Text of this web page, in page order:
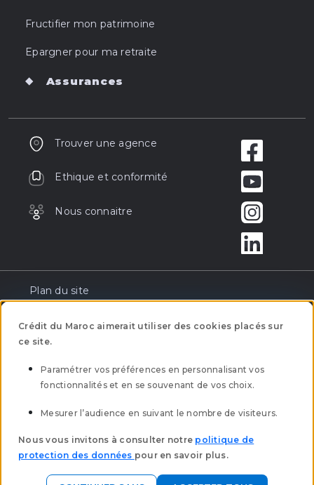
Fructifier mon patrimoine
Epargner pour ma retraite
Assurances
Trouver une agence
Ethique et conformité
Nous connaitre
Plan du site
Réclamation
Mentions légales
Clôture des comptes à vue
Crédit du Maroc aimerait utiliser des cookies placés sur
ce site.
Paramétrer vos préférences en personnalisant vos
fonctionnalités et en se souvenant de vos choix.
Mesurer l’audience en suivant le nombre de visiteurs.
Nous vous invitons à consulter notre politique de
protection des données pour en savoir plus.